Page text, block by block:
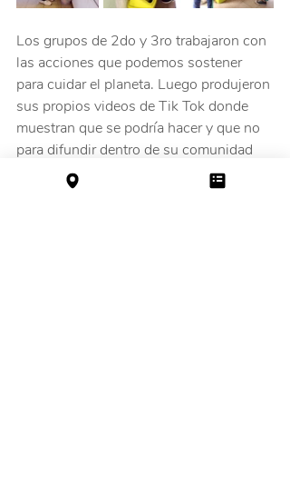
Los grupos de 2do y 3ro trabajaron con
las acciones que podemos sostener
para cuidar el planeta. Luego produjeron
sus propios videos de Tik Tok donde
muestran que se podría hacer y que no
para difundir dentro de su comunidad